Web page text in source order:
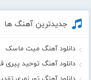
جدیدترین آهنگ ها
دانلود آهنگ میث ماسک
دانلود آهنگ توحید